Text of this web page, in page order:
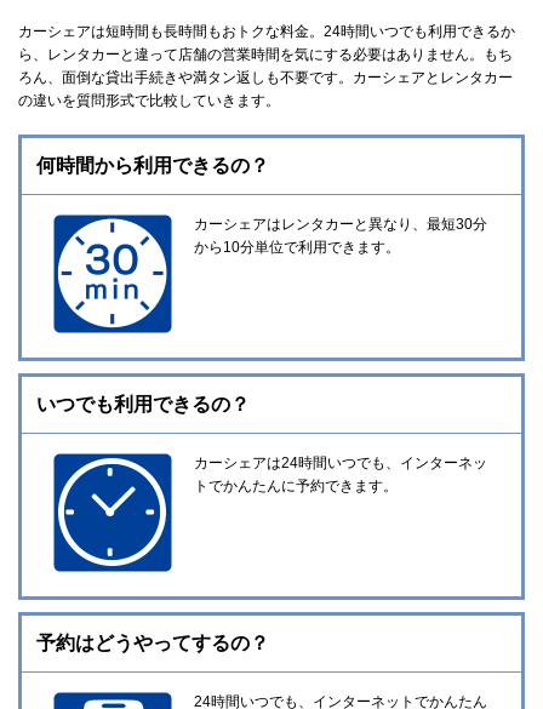
カーシェアは短時間も長時間もおトクな料金。24時間いつでも利用できるか
ら、レンタカーと違って店舗の営業時間を気にする必要はありません。もち
ろん、面倒な貸出手続きや満タン返しも不要です。カーシェアとレンタカー
の違いを質問形式で比較していきます。
何時間から利用できるの？
カーシェアはレンタカーと異なり、最短30分
から10分単位で利用できます。
いつでも利用できるの？
カーシェアは24時間いつでも、インターネッ
トでかんたんに予約できます。
予約はどうやってするの？
24時間いつでも、インターネットでかんたん